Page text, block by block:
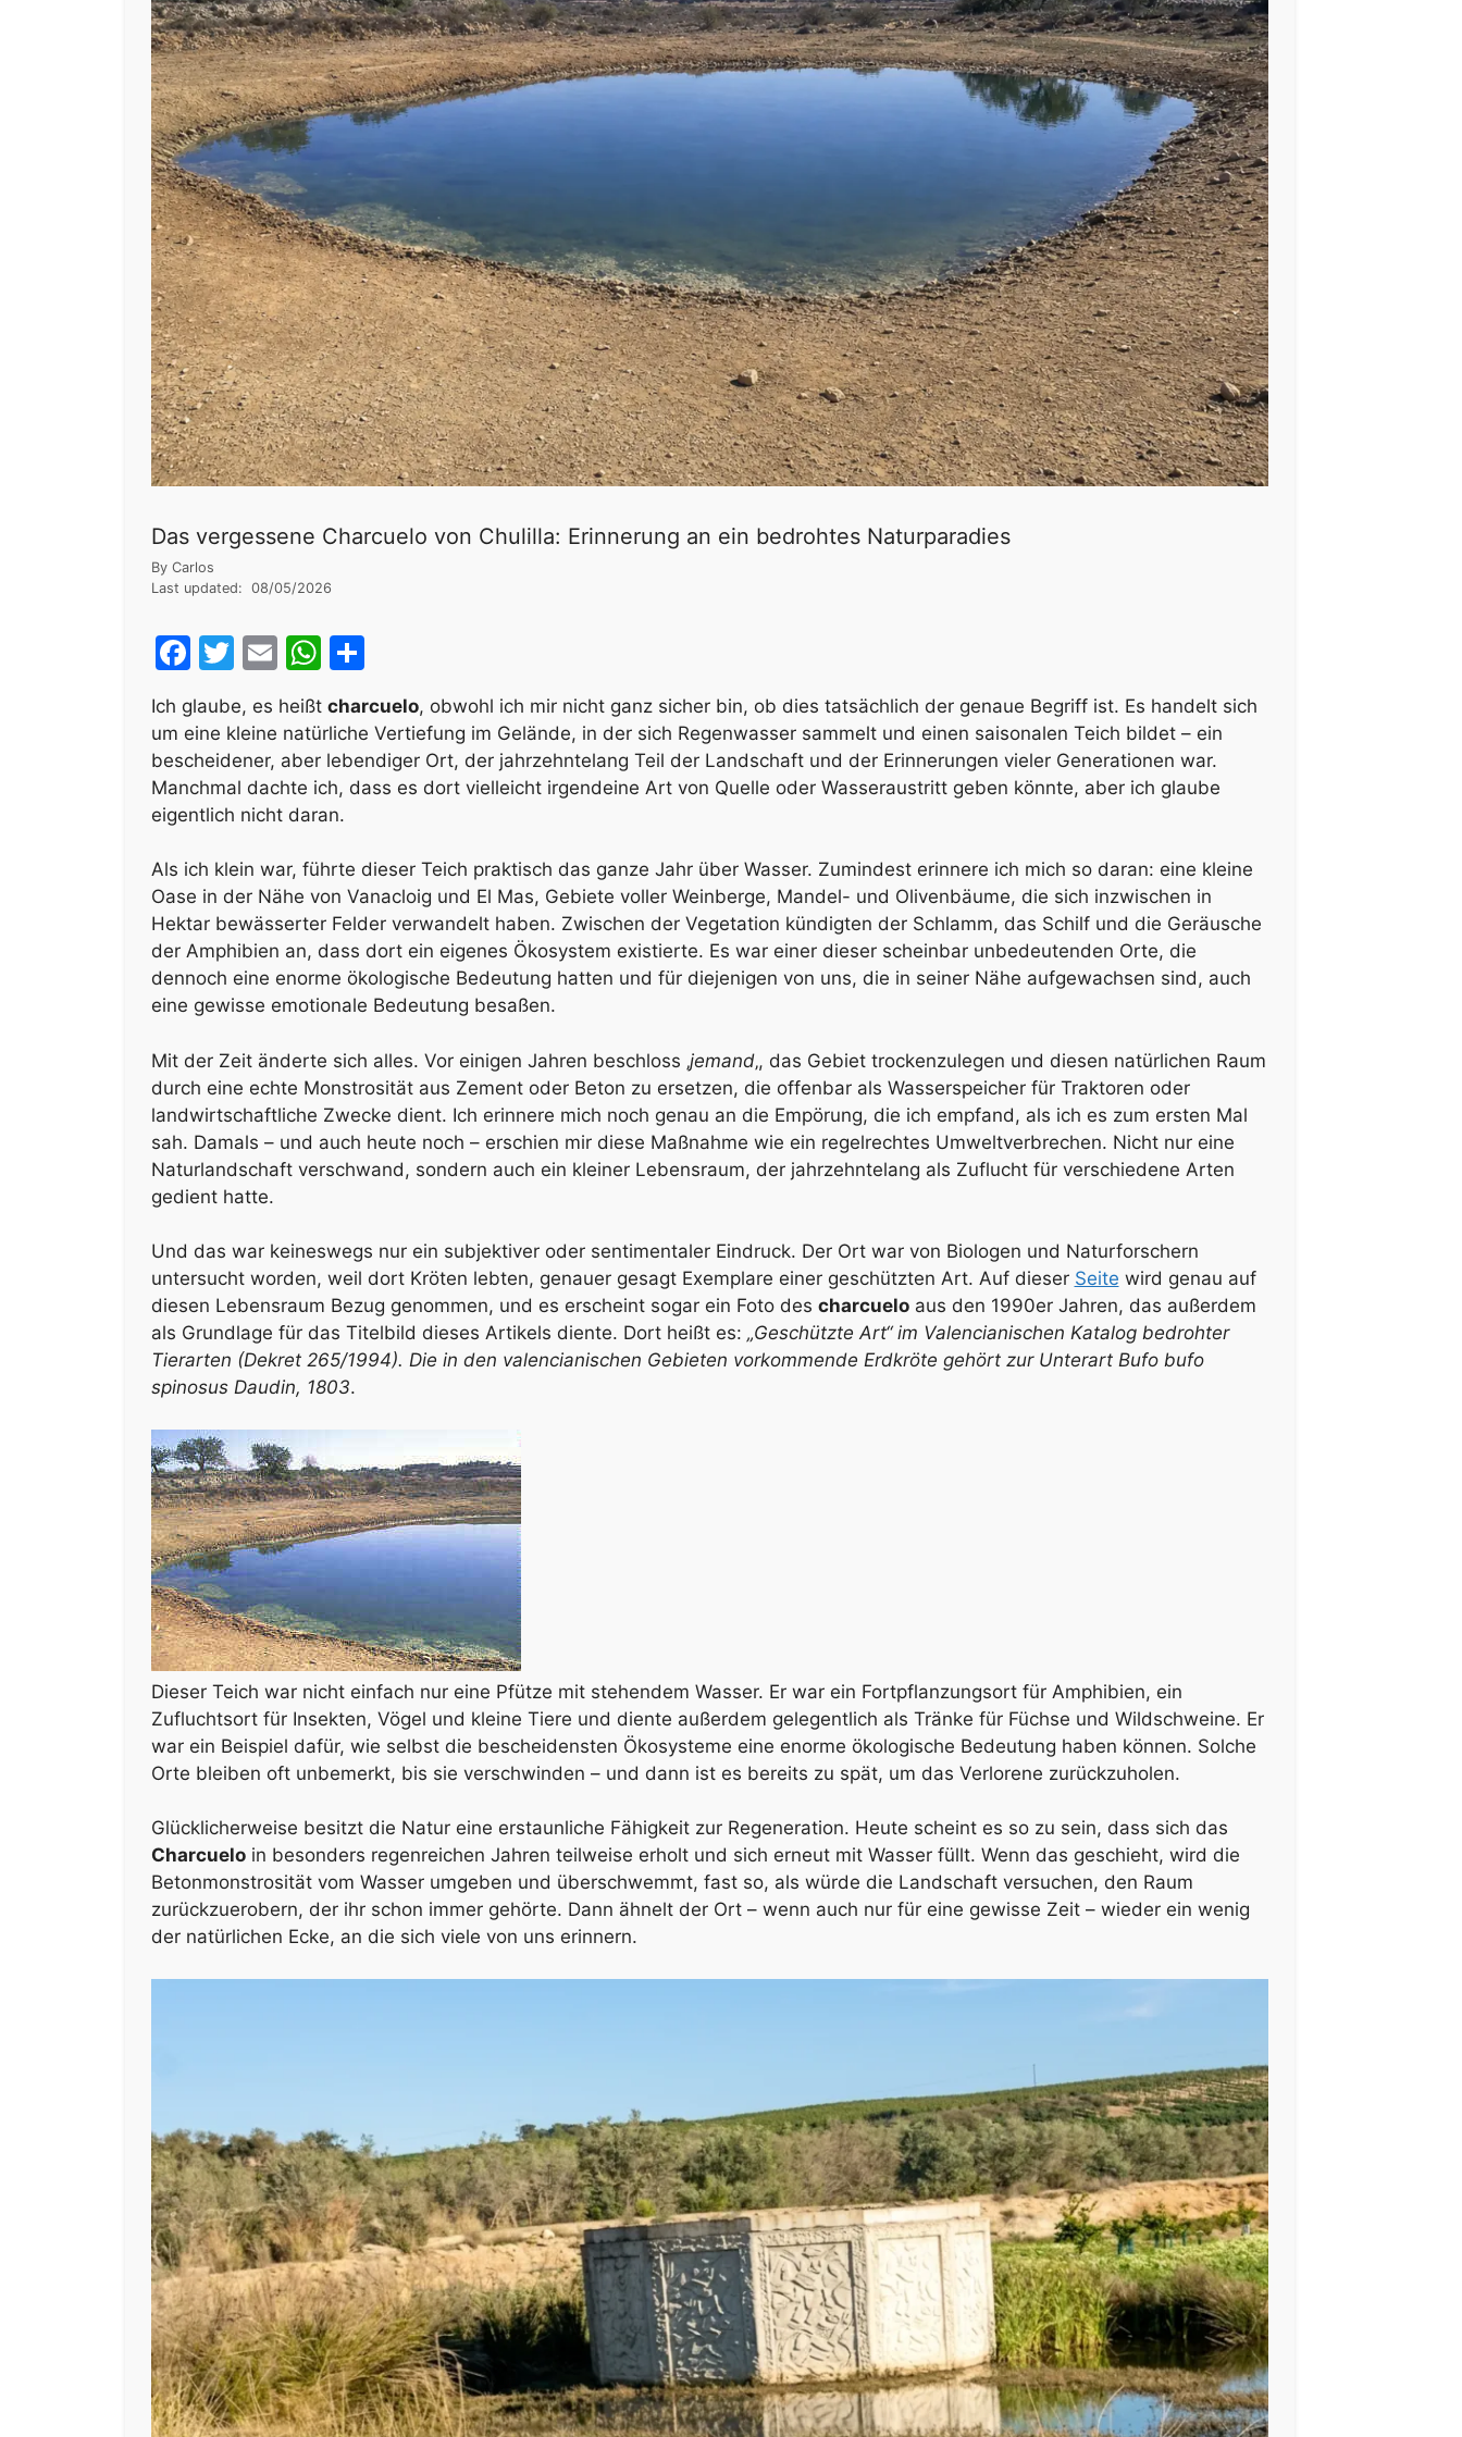
Das vergessene Charcuelo von Chulilla: Erinnerung an ein bedrohtes Naturparadies
By Carlos
Last updated: 08/05/2026
F
c
e
b
o
o
k
T
itt
er
E
ai
l
W
at
s
A
p
p
S
ar
e
Ich glaube, es heißt charcuelo, obwohl ich mir nicht ganz sicher bin, ob dies tatsächlich der genaue Begriff ist. Es handelt sich
um eine kleine natürliche Vertiefung im Gelände, in der sich Regenwasser sammelt und einen saisonalen Teich bildet – ein
bescheidener, aber lebendiger Ort, der jahrzehntelang Teil der Landschaft und der Erinnerungen vieler Generationen war.
Manchmal dachte ich, dass es dort vielleicht irgendeine Art von Quelle oder Wasseraustritt geben könnte, aber ich glaube
eigentlich nicht daran.
Als ich klein war, führte dieser Teich praktisch das ganze Jahr über Wasser. Zumindest erinnere ich mich so daran: eine kleine
Oase in der Nähe von Vanacloig und El Mas, Gebiete voller Weinberge, Mandel- und Olivenbäume, die sich inzwischen in
Hektar bewässerter Felder verwandelt haben. Zwischen der Vegetation kündigten der Schlamm, das Schilf und die Geräusche
der Amphibien an, dass dort ein eigenes Ökosystem existierte. Es war einer dieser scheinbar unbedeutenden Orte, die
dennoch eine enorme ökologische Bedeutung hatten und für diejenigen von uns, die in seiner Nähe aufgewachsen sind, auch
eine gewisse emotionale Bedeutung besaßen.
Mit der Zeit änderte sich alles. Vor einigen Jahren beschloss ‚jemand‚, das Gebiet trockenzulegen und diesen natürlichen Raum
durch eine echte Monstrosität aus Zement oder Beton zu ersetzen, die offenbar als Wasserspeicher für Traktoren oder
landwirtschaftliche Zwecke dient. Ich erinnere mich noch genau an die Empörung, die ich empfand, als ich es zum ersten Mal
sah. Damals – und auch heute noch – erschien mir diese Maßnahme wie ein regelrechtes Umweltverbrechen. Nicht nur eine
Naturlandschaft verschwand, sondern auch ein kleiner Lebensraum, der jahrzehntelang als Zuflucht für verschiedene Arten
gedient hatte.
Und das war keineswegs nur ein subjektiver oder sentimentaler Eindruck. Der Ort war von Biologen und Naturforschern
untersucht worden, weil dort Kröten lebten, genauer gesagt Exemplare einer geschützten Art. Auf dieser Seite wird genau auf
diesen Lebensraum Bezug genommen, und es erscheint sogar ein Foto des charcueloaus den 1990er Jahren, das außerdem
als Grundlage für das Titelbild dieses Artikels diente. Dort heißt es: „Geschützte Art“ im Valencianischen Katalog bedrohter
Tierarten (Dekret 265/1994). Die in den valencianischen Gebieten vorkommende Erdkröte gehört zur Unterart Bufo bufo
spinosus Daudin, 1803.
Dieser Teich war nicht einfach nur eine Pfütze mit stehendem Wasser. Er war ein Fortpflanzungsort für Amphibien, ein
Zufluchtsort für Insekten, Vögel und kleine Tiere und diente außerdem gelegentlich als Tränke für Füchse und Wildschweine. Er
war ein Beispiel dafür, wie selbst die bescheidensten Ökosysteme eine enorme ökologische Bedeutung haben können. Solche
Orte bleiben oft unbemerkt, bis sie verschwinden – und dann ist es bereits zu spät, um das Verlorene zurückzuholen.
Glücklicherweise besitzt die Natur eine erstaunliche Fähigkeit zur Regeneration. Heute scheint es so zu sein, dass sich das
Charcueloin besonders regenreichen Jahren teilweise erholt und sich erneut mit Wasser füllt. Wenn das geschieht, wird die
Betonmonstrosität vom Wasser umgeben und überschwemmt, fast so, als würde die Landschaft versuchen, den Raum
zurückzuerobern, der ihr schon immer gehörte. Dann ähnelt der Ort – wenn auch nur für eine gewisse Zeit – wieder ein wenig
der natürlichen Ecke, an die sich viele von uns erinnern.